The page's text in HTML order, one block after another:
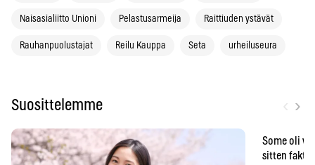
Naisasialiitto Unioni Pelastusarmeija Raittiuden ystävät
Rauhanpuolustajat Reilu Kauppa Seta urheiluseura
Suosittelemme ›
Some oli
sitten